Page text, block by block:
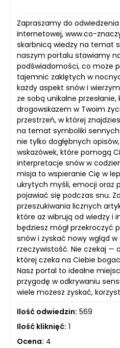
Zapraszamy do
internetowej, www.co-
skarbnicą wiedzy na temat
naszym portalu stawiamy
podświadomości, co może
tajemnic zaklętych w
każdy aspekt snów i
ze sobą unikalne
drogowskazem w Twoim
przestrzeń, w której
na temat symboliki
nie tylko dogłębnych
wskazówek, które pomogą
interpretacje snów w
misja to wspieranie Cię w
ukrytych myśli, emocji oraz
pojawiać się podczas snu.
przeszukiwania licznych
które aż wibrują od wiedzy i
będziesz mógł przekroczyć
snów i zyskać nowy wgląd
rzeczywistość. Nie czekaj —
której czeka na Ciebie
Nasz portal to idealne
przygodę w odkrywaniu
wiele możesz zyskać,
Ilość odwiedzin: 569
Ilość kliknięć: 1
Ocena: 4